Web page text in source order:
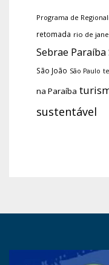
Programa de
retomada rio de
Sebrae Paraíba
São João São Paulo
na Paraíba
sustentável